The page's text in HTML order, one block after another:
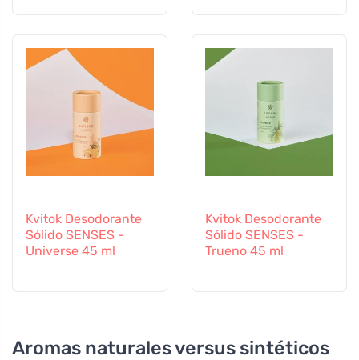
Kvitok Desodorante
Sólido SENSES -
Universe 45 ml
Kvitok Desodorante
Sólido SENSES -
Trueno 45 ml
Aromas naturales versus sintéticos